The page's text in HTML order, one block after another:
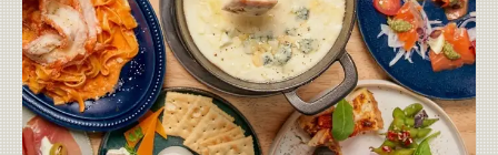
コース | 原価ビストロ チーズプラス 京都駅タワー前
京都府京都市下京区塩小路通烏丸東入東塩小路町717-3 飯田惣平ビ
ル 3F・4F
https://kidshd128.owst.jp/courses